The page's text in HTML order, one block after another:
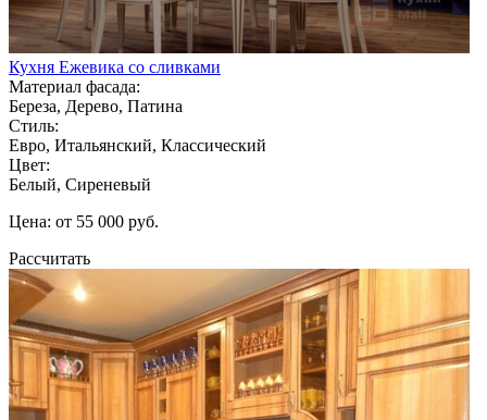
Кухня Ежевика со сливками
Материал фасада:
Береза, Дерево, Патина
Стиль:
Евро, Итальянский, Классический
Цвет:
Белый, Сиреневый
Цена: от 55 000 руб.
Рассчитать